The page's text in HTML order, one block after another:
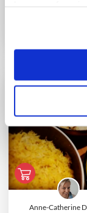
Anne-Catherine